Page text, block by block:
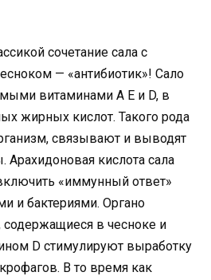
сочетание сала с
— «антибиотик»! Сало
витаминами A E и D, в
жирных кислот. Такого рода
связывают и выводят
Арахидоновая кислота сала
«иммунный ответ»
и бактериями. Органо
в чесноке и
D стимулируют выработку
В то время как